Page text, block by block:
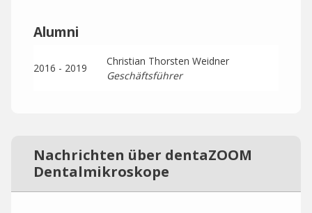
Alumni
2016 - 2019
Christian Thorsten Weidner
Geschäftsführer
Nachrichten über dentaZOOM
Dentalmikroskope